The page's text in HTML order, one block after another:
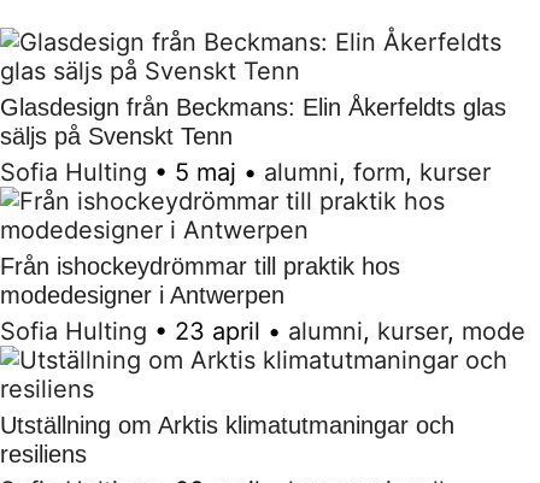
Glasdesign från Beckmans: Elin Åkerfeldts glas
säljs på Svenskt Tenn
Sofia Hulting • 5 maj • alumni, form, kurser
Från ishockeydrömmar till praktik hos
modedesigner i Antwerpen
Sofia Hulting • 23 april • alumni, kurser, mode
Utställning om Arktis klimatutmaningar och
resiliens